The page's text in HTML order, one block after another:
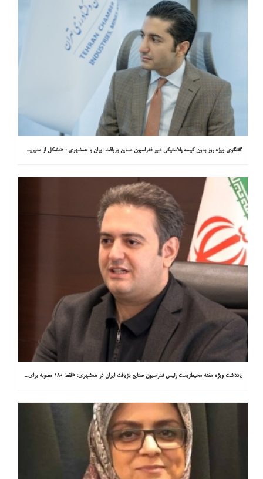
گفتگوی ویژه روز بدون کیسه پلاستیکی دبیر فدراسیون صنایع بازیافت ایران با همشهری : «مشکل از مدیریت پسماند پلاستیکی است، نه کیسه پلاستیکی»
یادداشت ویژه هفته محیط‌زیست رئیس فدراسیون صنایع بازیافت ایران در همشهری: «فقط ۱۸۰ مصوبه برای خارج کردن خودروهای فرسوده از خیابان‌ها»